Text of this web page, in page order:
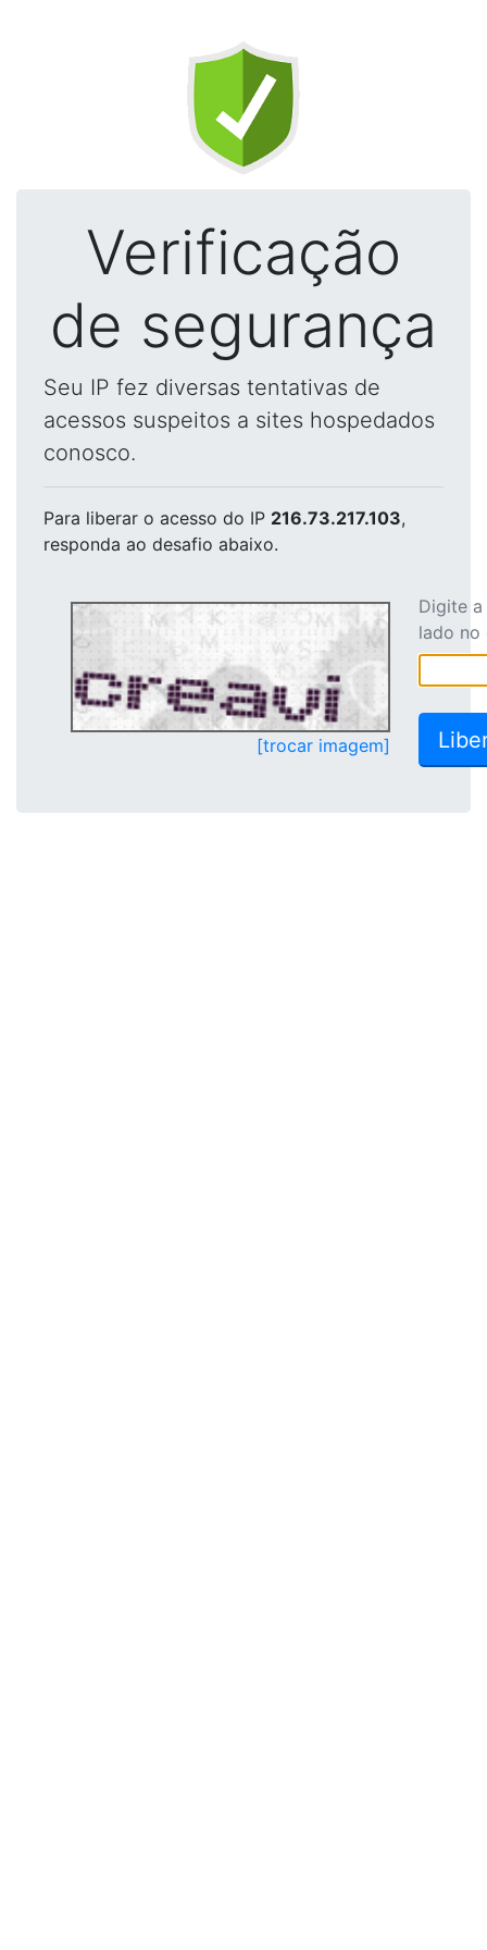
Verificação
de segurança
Seu IP fez diversas tentativas de
acessos suspeitos a sites hospedados
conosco.
Para liberar o acesso do IP 216.73.217.103,
responda ao desafio abaixo.
[trocar imagem]
Digite
lado no